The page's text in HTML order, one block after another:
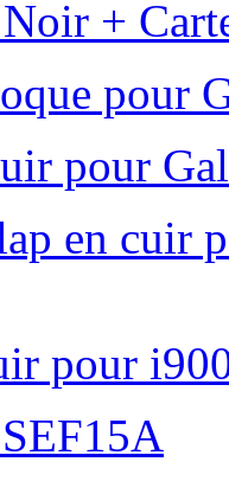
+
pour
pour
en cuir
pour